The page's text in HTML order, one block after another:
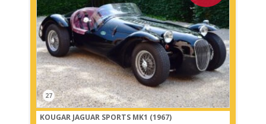
27
KOUGAR JAGUAR SPORTS MK1 (1967)